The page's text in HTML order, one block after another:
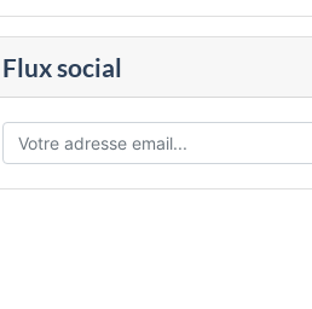
Flux social